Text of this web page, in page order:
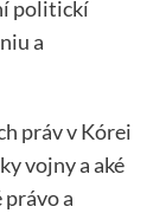
politickí
a
práv v Kórei
vojny a aké
a